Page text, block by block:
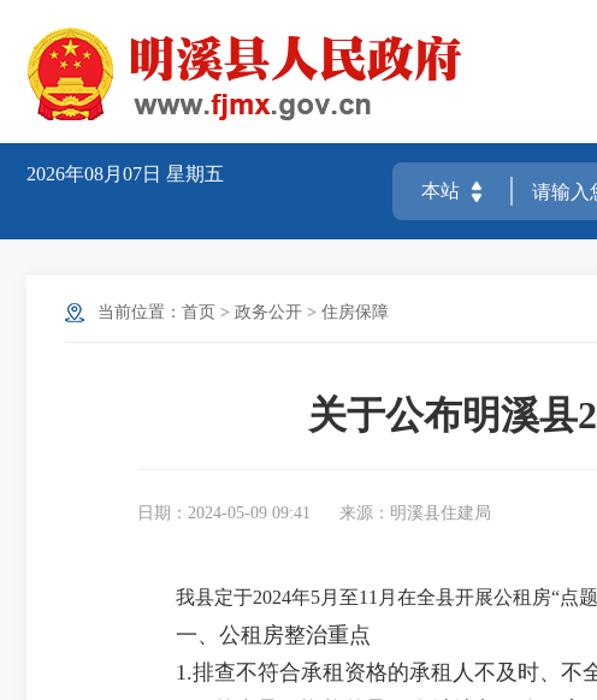
2026年08月07日 星期五
当前位置： 首页 > 政务公开 > 住房保障
关于公布明溪县
日期：2024-05-09 09:41 来源：明溪县住建局
我县定于2024年5月至11月在全县开展公租房“点
一、公租房整治重点
1.排查不符合承租资格的承租人不及时、不